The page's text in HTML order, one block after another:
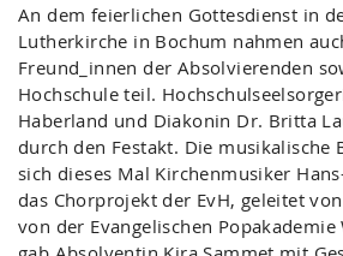
An dem feierlichen Gottesdienst in
Lutherkirche in Bochum nahmen
Freund_innen der Absolvierenden
Hochschule teil.
Haberland und Diakonin Dr. Britta
durch den Festakt. Die musikalische
sich dieses Mal Kirchenmusiker
das Chorprojekt der EvH, geleitet
von der Evangelischen